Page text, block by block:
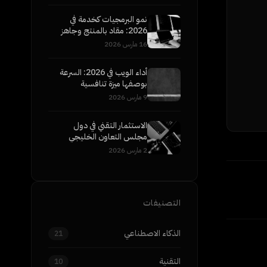
نمو البرمجيات كخدمة في
2026: مقاد بالمنتج وجاهز
للمؤسسات
16 مارس 2026
أداء الويب في 2026: السرعة
بوصفها ميزة تنافسية
9 مارس 2026
الاستثمار التقني في دول
مجلس التعاون الخليجي
2026: إلى أين تتجه الأموال
2 مارس 2026
التصنيفات
الذكاء الاصطناعي 21
التقنية 10